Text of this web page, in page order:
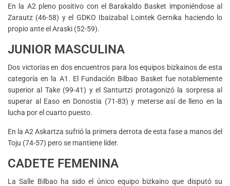
En la A2 pleno positivo con el Barakaldo Basket imponiéndose al
Zarautz (46-58) y el GDKO Ibaizabal Lointek Gernika haciendo lo
propio ante el Araski (52-59).
JUNIOR MASCULINA
Dos victorias en dos encuentros para los equipos bizkainos de esta
categoría en la A1. El Fundación Bilbao Basket fue notablemente
superior al Take (99-41) y el Santurtzi protagonizó la sorpresa al
superar al Easo en Donostia (71-83) y meterse así de lleno en la
lucha por el cuarto puesto.
En la A2 Askartza sufrió la primera derrota de esta fase a manos del
Toju (74-57) pero se mantiene líder.
CADETE FEMENINA
La Salle Bilbao ha sido el único equipo bizkaino que disputó su